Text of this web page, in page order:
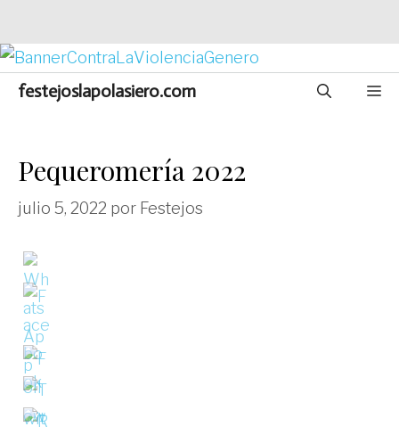
festejoslapolasiero.com
Pequeromería 2022
julio 5, 2022 por Festejos